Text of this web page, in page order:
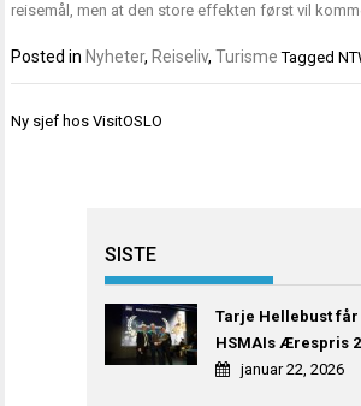
reisemål, men at den store effekten først vil
Posted in Nyheter, Reiseliv,Turisme Tagged
Innleggsnavigasjon
Ny sjef hos VisitOSLO
SISTE
Tarje Hellebust får
HSMAIs Ærespris
januar 22, 2026